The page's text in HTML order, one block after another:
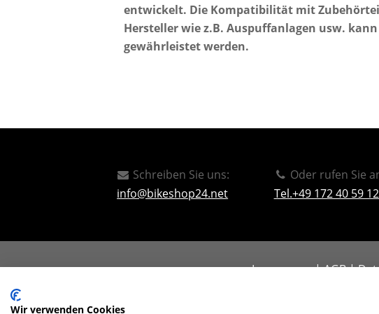
entwickelt. Die Kompatibilität mit
Hersteller wie z.B. Auspuffanlagen usw.
gewährleistet werden.
Schreiben Sie uns:
info@bikeshop24.net
Oder rufen Sie
Tel.+49 172 40 59
Impressum|AGB|
Instagram
Wir verwenden Cookies